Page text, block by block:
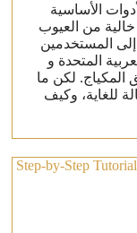
الأساسية
من العيوب
المستخدمين
المتحدة و
المكياج. لكن ما
للغاية، وكيف